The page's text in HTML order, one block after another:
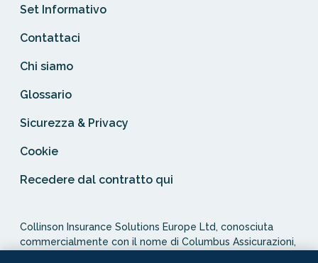
Set Informativo
Contattaci
Chi siamo
Glossario
Sicurezza & Privacy
Cookie
Recedere dal contratto qui
Collinson Insurance Solutions Europe Ltd, conosciuta
commercialmente con il nome di Columbus Assicurazioni,